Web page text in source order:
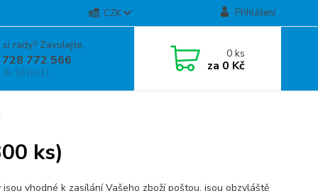
CZK Přihlášení
rady? Zavolejte.
772 566
8-16 hod.)
0ks
za 0 Kč
ks)
jsou vhodné k zasílání Vašeho zboží poštou, jsou obzvláště